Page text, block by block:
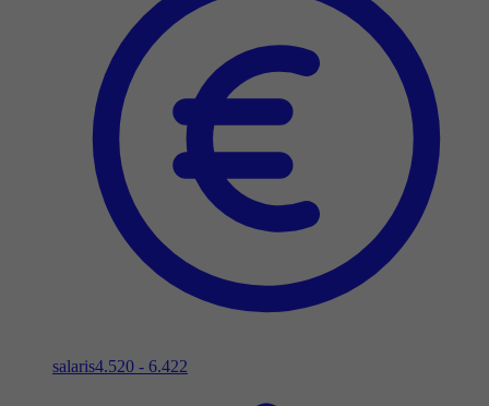
salaris4.520 - 6.422